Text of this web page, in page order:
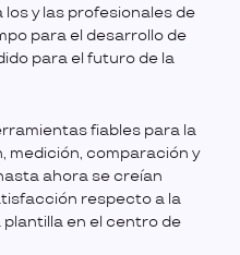
y las profesionales de
para el desarrollo de
para el futuro de la
fiables para la
medición, comparación y
ahora se creían
respecto a la
en el centro de